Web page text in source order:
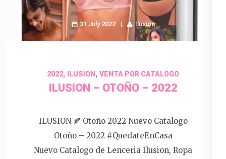
31 July 2022 Ilusion
2022, ILUSION , VENTA POR CATALOGO
ILUSION – OTOÑO – 2022
ILUSION 🍂 Otoño 2022 Nuevo Catalogo
Otoño – 2022 #QuedateEnCasa
Nuevo Catalogo de Lenceria Ilusion, Ropa